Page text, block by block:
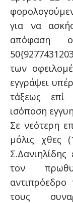
για να
απόφαση
των
εγγράψει
τάξεως επί
ισόποση
Σε νεότερη
μόλις χθες
τον
αντιπρόεδρο
τους